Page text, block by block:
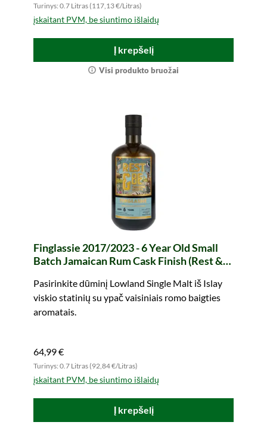
Turinys: 0.7 Litras (117,13 €/Litras)
įskaitant PVM, be siuntimo išlaidų
Į krepšelį
Visi produkto bruožai
Finglassie 2017/2023 - 6 Year Old Small
Batch Jamaican Rum Cask Finish (Rest &
Pasirinkite dūminį Lowland Single Malt iš Islay
viskio statinių su ypač vaisiniais romo baigties
aromatais.
64,99 €
Turinys: 0.7 Litras (92,84 €/Litras)
įskaitant PVM, be siuntimo išlaidų
Į krepšelį